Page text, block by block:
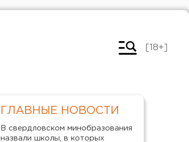
[18+]
ГЛАВНЫЕ НОВОСТИ
В свердловском минобразования
назвали школы, в которых